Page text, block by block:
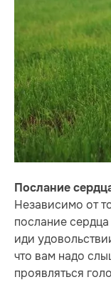
Послание
Независимо от
послание
иди
что вам надо
проявляться